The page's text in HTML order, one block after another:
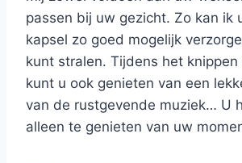
passen bij uw gezicht. Zo kan ik
kapsel zo goed mogelijk
kunt stralen. Tijdens het knippen
kunt u ook genieten van een
van de rustgevende muziek… U
alleen te genieten van uw